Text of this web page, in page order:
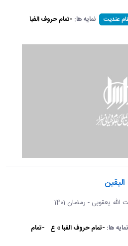
عندیت نمایه ها: -تمام حروف الفبا
یعقوبی - رمضان 1401
نمایه ها: -تمام حروف الفبا » ع -تمام